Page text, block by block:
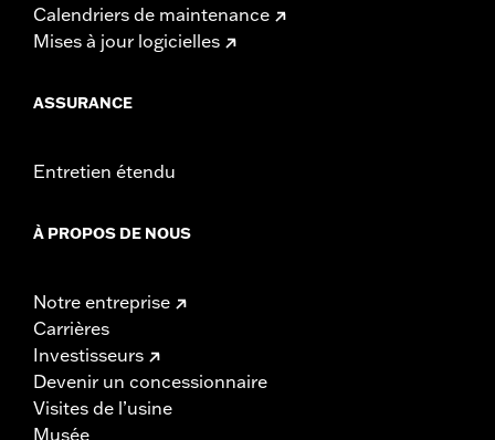
Calendriers de maintenance
Mises à jour logicielles
ASSURANCE
Entretien étendu
À PROPOS DE NOUS
Notre entreprise
Carrières
Investisseurs
Devenir un concessionnaire
Visites de l’usine
Musée